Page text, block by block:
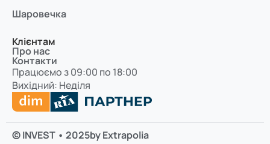
Шаровечка
Клієнтам
Про нас
Контакти
Працюємо з 09:00 по 18:00
Вихідний: Неділя
© INVEST • 2025by Extrapolia